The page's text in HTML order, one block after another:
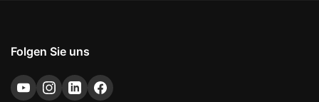
Folgen Sie uns